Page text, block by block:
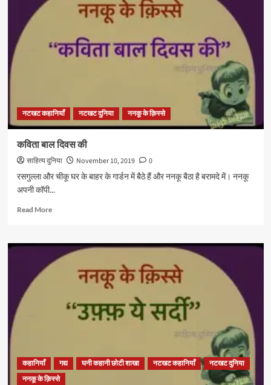
नटखट कहानियाँ नटखट दुनिया ननकू के क़िस्से
कविता बाल दिवस की
साहित्य दुनिया November 10, 2019
0
रसगुल्ला और चीकू घर के बाहर के गार्डन में बैठे हैं और ननकू बैठा है बरामदे में। ननकू
अपनी कॉपी...
Read MoreRead
कविता
बाल
दिवस
कहानियाँ गद्य घनी कहानी छोटी शाखा नटखट कहानियाँ
नटखट दुनिया
ननकू के क़िस्से